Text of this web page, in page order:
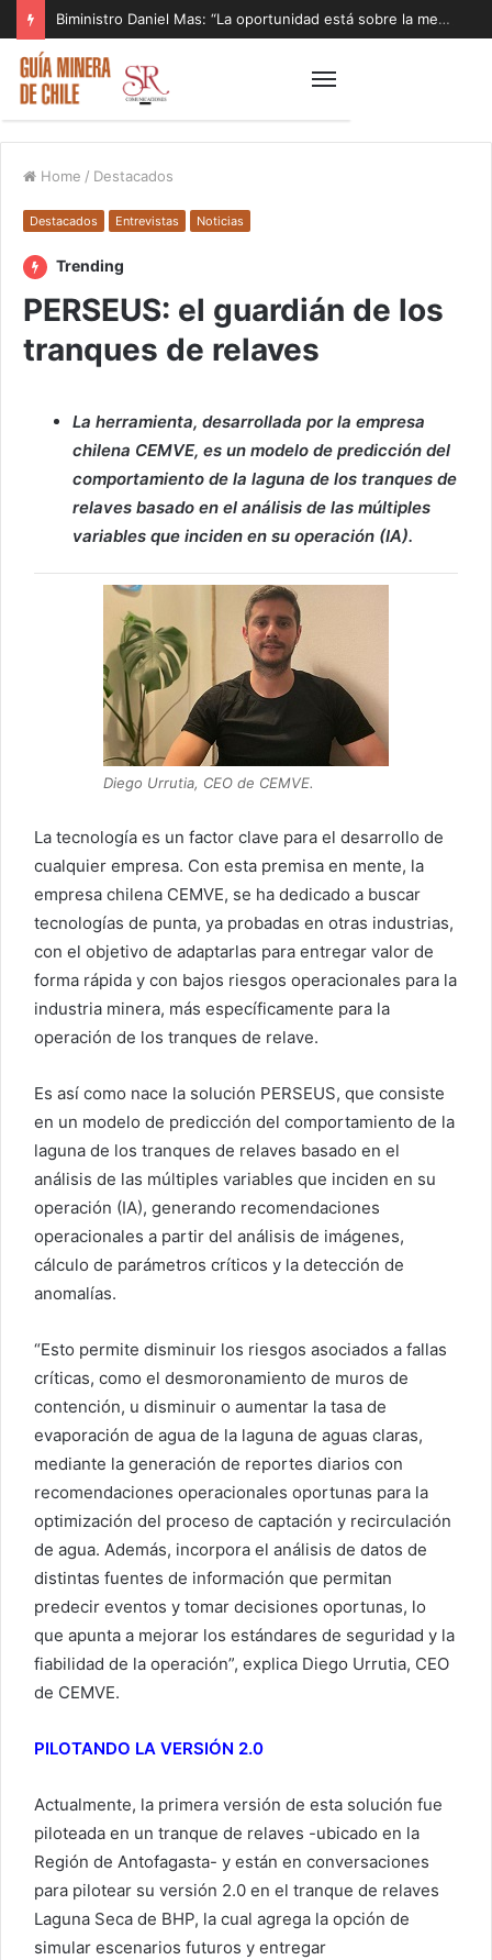
Biministro Daniel Mas: “La oportunidad está sobre la mesa y tenemos que aprovecharla”
Home / Destacados
Destacados Entrevistas Noticias
Trending
PERSEUS: el guardián de los
tranques de relaves
La herramienta, desarrollada por la empresa
chilena CEMVE, es un modelo de predicción del
comportamiento de la laguna de los tranques de
relaves basado en el análisis de las múltiples
variables que inciden en su operación (IA).
Diego Urrutia, CEO de CEMVE.
La tecnología es un factor clave para el desarrollo de
cualquier empresa. Con esta premisa en mente, la
empresa chilena CEMVE, se ha dedicado a buscar
tecnologías de punta, ya probadas en otras industrias,
con el objetivo de adaptarlas para entregar valor de
forma rápida y con bajos riesgos operacionales para la
industria minera, más específicamente para la
operación de los tranques de relave.
Es así como nace la solución PERSEUS, que consiste
en un modelo de predicción del comportamiento de la
laguna de los tranques de relaves basado en el
análisis de las múltiples variables que inciden en su
operación (IA), generando recomendaciones
operacionales a partir del análisis de imágenes,
cálculo de parámetros críticos y la detección de
anomalías.
“Esto permite disminuir los riesgos asociados a fallas
críticas, como el desmoronamiento de muros de
contención, u disminuir o aumentar la tasa de
evaporación de agua de la laguna de aguas claras,
mediante la generación de reportes diarios con
recomendaciones operacionales oportunas para la
optimización del proceso de captación y recirculación
de agua. Además, incorpora el análisis de datos de
distintas fuentes de información que permitan
predecir eventos y tomar decisiones oportunas, lo
que apunta a mejorar los estándares de seguridad y la
fiabilidad de la operación”, explica Diego Urrutia, CEO
de CEMVE.
PILOTANDO LA VERSIÓN 2.0
Actualmente, la primera versión de esta solución fue
piloteada en un tranque de relaves -ubicado en la
Región de Antofagasta- y están en conversaciones
para pilotear su versión 2.0 en el tranque de relaves
Laguna Seca de BHP, la cual agrega la opción de
simular escenarios futuros y entregar